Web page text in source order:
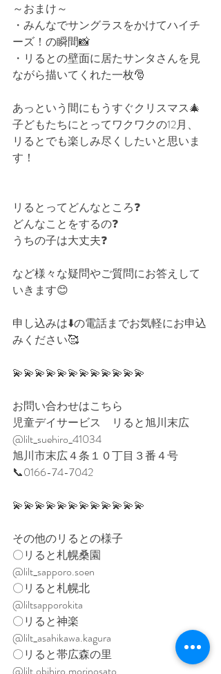
～おまけ～
・みんなでサングラスをかけてハイチ
ーズ！の瞬間📸
・リるとの壁面に居たサンタさんを見
ながら描いてくれた一枚🎅
あっという間にもうすぐクリスマス🎄
子どもたちにとってワクワクの12月、
リるとでも楽しみ尽くしたいと思いま
す！
リるとってどんなところ❓⁡
どんなことをするの❓⁡
うちの子は大丈夫❓⁡
など様々な疑問やご質問にお答えして
いきます😊⁡⁡
申し込みは⬇️の電話までお気軽にお申込
みください🥰⁡
💫💫💫💫💫💫💫💫💫💫💫💫
お問い合わせはこちら
児童デイサービス　リると旭川末広
@lilt_suehiro_41034
旭川市末広４条１０丁目３番４号
📞0166-74-7042
💫💫💫💫💫💫💫💫💫💫💫💫
その他のリるとの様子
〇リると札幌桑園
@lilt_sapporo.soen
〇リると札幌北
@liltsapporokita
〇リると神楽
@lilt_asahikawa.kagura
〇リると帯広森の里